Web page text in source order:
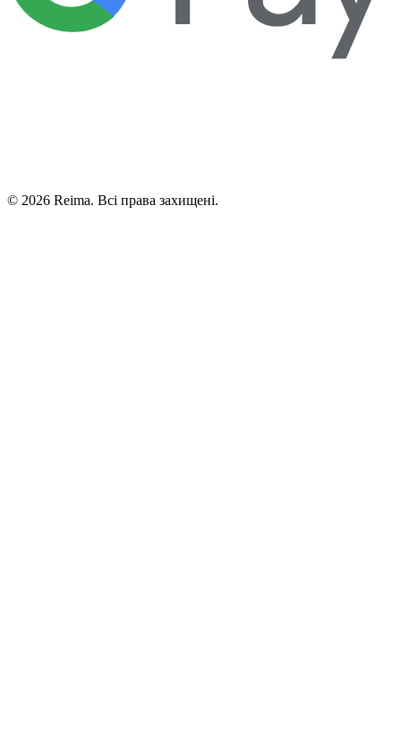
© 2026 Reima. Всі права захищені.